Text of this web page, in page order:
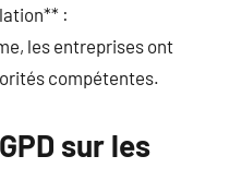
:
les entreprises ont
compétentes.
sur les